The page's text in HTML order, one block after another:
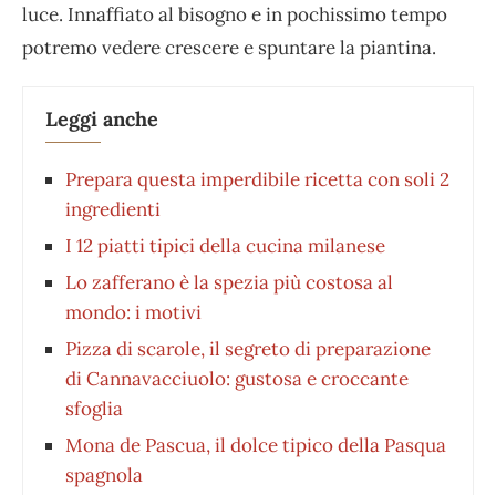
luce. Innaffiato al bisogno e in pochissimo tempo
potremo vedere crescere e spuntare la piantina.
Leggi anche
Prepara questa imperdibile ricetta con soli 2
ingredienti
I 12 piatti tipici della cucina milanese
Lo zafferano è la spezia più costosa al
mondo: i motivi
Pizza di scarole, il segreto di preparazione
di Cannavacciuolo: gustosa e croccante
sfoglia
Mona de Pascua, il dolce tipico della Pasqua
spagnola